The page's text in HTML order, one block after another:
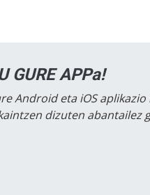
GURE APPa!
Android eta iOS
dizuten abantailez